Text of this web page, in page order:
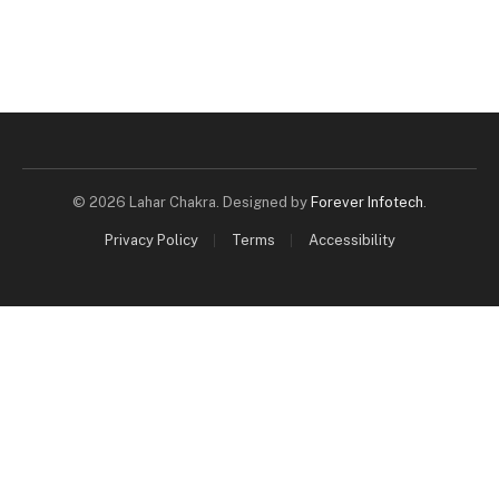
© 2026 Lahar Chakra. Designed by Forever Infotech.
Privacy Policy Terms Accessibility